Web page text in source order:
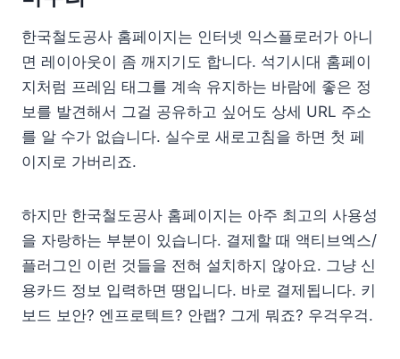
한국철도공사 홈페이지는 인터넷 익스플로러가 아니
면 레이아웃이 좀 깨지기도 합니다. 석기시대 홈페이
지처럼 프레임 태그를 계속 유지하는 바람에 좋은 정
보를 발견해서 그걸 공유하고 싶어도 상세 URL 주소
를 알 수가 없습니다. 실수로 새로고침을 하면 첫 페
이지로 가버리죠.
하지만 한국철도공사 홈페이지는 아주 최고의 사용성
을 자랑하는 부분이 있습니다. 결제할 때 액티브엑스/
플러그인 이런 것들을 전혀 설치하지 않아요. 그냥 신
용카드 정보 입력하면 땡입니다. 바로 결제됩니다. 키
보드 보안? 엔프로텍트? 안랩? 그게 뭐죠? 우걱우걱.